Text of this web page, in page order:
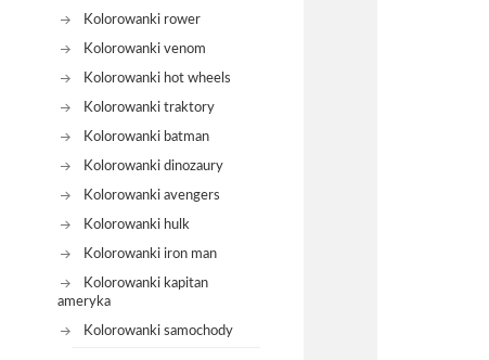
Kolorowanki rower
Kolorowanki venom
Kolorowanki hot wheels
Kolorowanki traktory
Kolorowanki batman
Kolorowanki dinozaury
Kolorowanki avengers
Kolorowanki hulk
Kolorowanki iron man
Kolorowanki kapitan
ameryka
Kolorowanki samochody